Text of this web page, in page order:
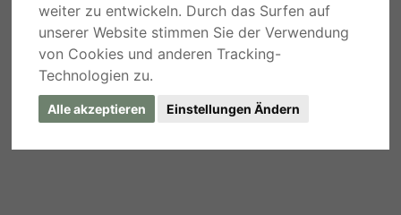
weiter zu entwickeln. Durch das Surfen auf
unserer Website stimmen Sie der Verwendung
von Cookies und anderen Tracking-
Technologien zu.
Alle akzeptieren Einstellungen Ändern